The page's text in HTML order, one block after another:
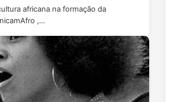
africana na formação da
,…